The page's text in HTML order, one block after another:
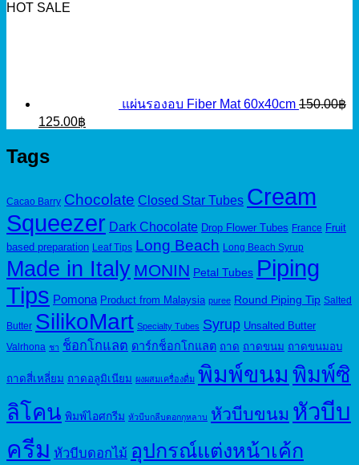
HOT SALE
แผ่นรองอบ Fiber Mat 60x40cm 150.00฿
Original
150.00฿.
125.00฿
Tags
Cacao Barry Chocolate Closed Star Tubes Cream
Squeezer Dark Chocolate Drop Flower Tubes France Fruit
based preparation Leaf Tips Long Beach Long Beach Syrup
Made in Italy MONIN Petal Tubes Piping
Tips Pomona Product from Malaysia puree Round Piping Tip Salted
Butter SilikoMart Specialty Tubes Syrup Unsalted Butter
Valrhona ชา ช็อกโกแลต ดาร์กช็อกโกแลต ถาด ถาดขนม ถาดขนมอบ
ถาดสี่เหลี่ยม ถาดอลูมิเนียม ผงผสมเครื่องดื่ม พิมพ์ขนม พิมพ์ซิ
ลิโคน พิมพ์ไอศกรีม หัวบีบกลีบดอกกุหลาบ หัวบีบขนม หัวบีบ
ครีม หัวบีบดอกไม้ อุปกรณ์แต่งหน้าเค้ก